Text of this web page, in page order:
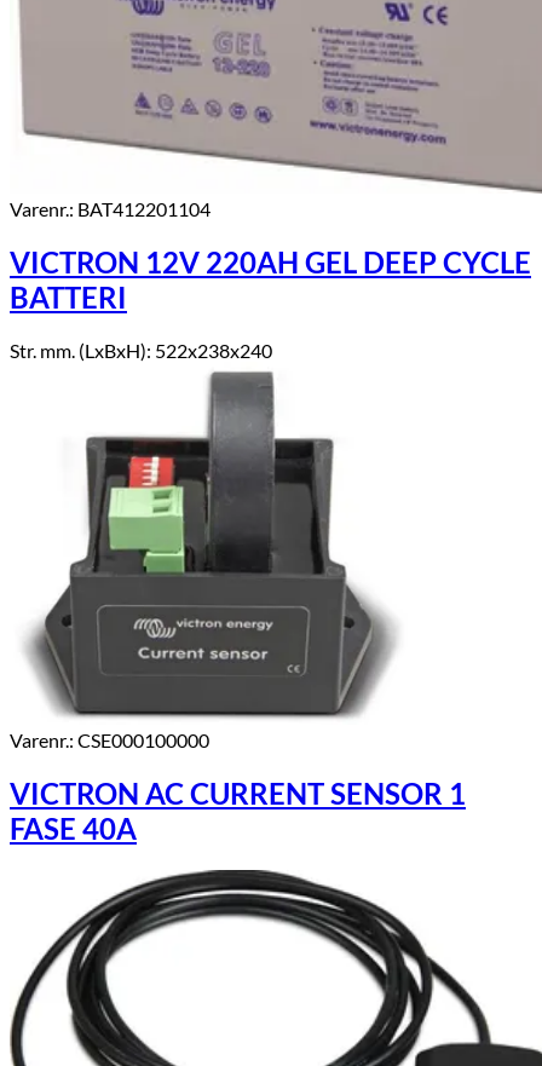
Varenr.: BAT412201104
VICTRON 12V 220AH GEL DEEP CYCLE
BATTERI
Str. mm. (LxBxH): 522x238x240
Varenr.: CSE000100000
VICTRON AC CURRENT SENSOR 1
FASE 40A